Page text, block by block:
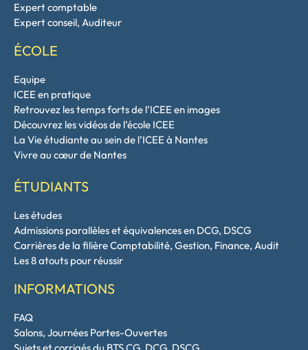
Expert comptable
Expert conseil, Auditeur
ÉCOLE
Equipe
ICEE en pratique
Retrouvez les temps forts de l’ICEE en images
Découvrez les vidéos de l’école ICEE
La Vie étudiante au sein de l’ICEE à Nantes
Vivre au cœur de Nantes
ÉTUDIANTS
Les études
Admissions parallèles et équivalences en DCG, DSCG
Carrières de la filière Comptabilité, Gestion, Finance, Audit
Les 8 atouts pour réussir
INFORMATIONS
FAQ
Salons, Journées Portes-Ouvertes